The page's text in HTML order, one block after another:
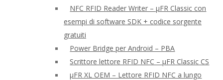
NFC RFID Reader Writer – μFR Classic con
esempi di software SDK + codice sorgente
gratuiti
Power Bridge per Android – PBA
Scrittore lettore RFID NFC – μFR Classic CS
μFR XL OEM – Lettore RFID NFC a lungo